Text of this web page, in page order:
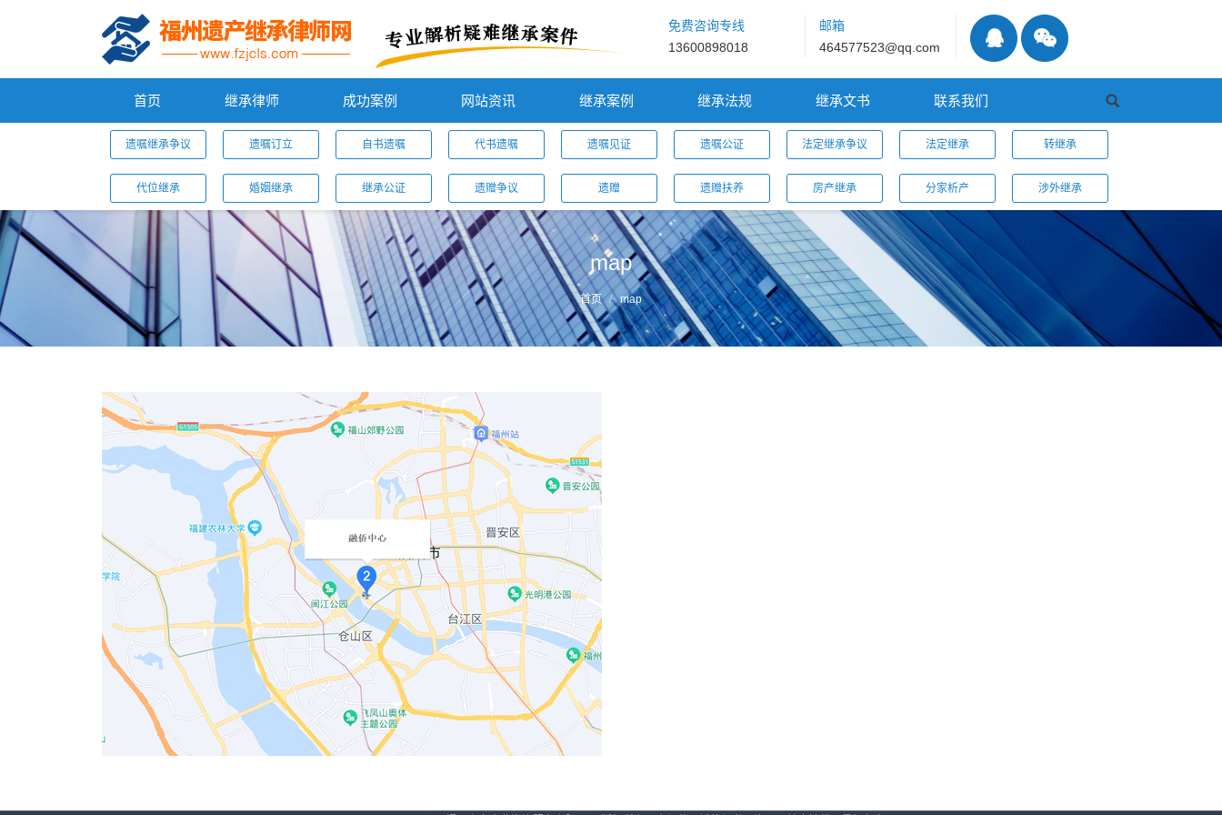
免费咨询专线
13600898018
邮箱
464577523@qq.com
首页 继承律师 成功案例 网站资讯 继承案例 继承法规 继承文书 联系我们
遗嘱继承争议 遗嘱订立 自书遗嘱 代书遗嘱 遗嘱见证 遗嘱公证 法定继承争议 法定继承 转继承
代位继承 婚姻继承 继承公证 遗赠争议 遗赠 遗赠扶养 房产继承 分家析产 涉外继承
map
您的位置： 首页 map